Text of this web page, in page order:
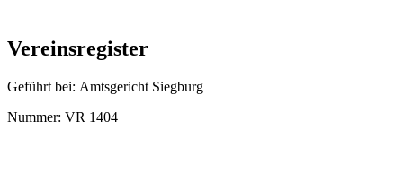
Vereinsregister
Geführt bei: Amtsgericht Siegburg
Nummer: VR 1404